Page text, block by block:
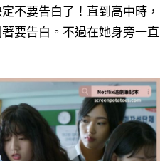
不要告白了！直到高中時，
要告白。不過在她身旁一直